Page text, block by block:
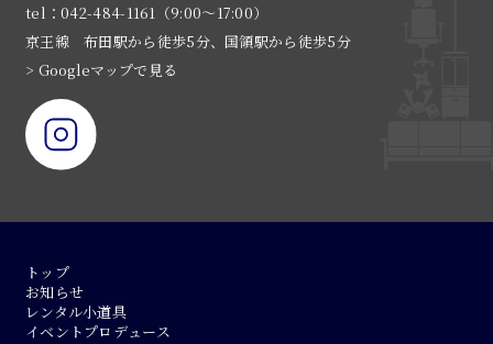
tel：042-484-1161（9:00〜17:00）
京王線 布田駅から徒歩5分、国領駅から徒歩5分
> Googleマップで見る
トップ
お知らせ
レンタル小道具
イベントプロデュース